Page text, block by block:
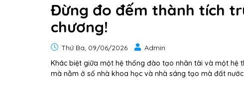
Đừng đo đếm thành tích
chương!
Thứ Ba, 09/06/2026
Admin
Khác biệt giữa một hệ thống đào tạo nhân tài và một hệ
mà nằm ở số nhà khoa học và nhà sáng tạo mà đất nước